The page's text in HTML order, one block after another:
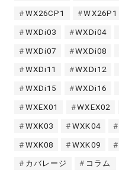
WX26CP1 WX26P1
WXDi03 WXDi04
WXDi07 WXDi08
WXDi11 WXDi12
WXDi15 WXDi16
WXEX01 WXEX02
WXK03 WXK04
WXK08 WXK09
カバレージ コラム